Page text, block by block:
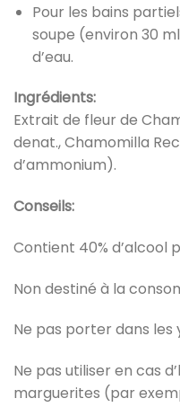
‎Pour les bains
soupe (environ 30
d’eau.‎
‎Ingrédients:‎
‎Extrait de fleur de
denat., Chamomilla
d’ammonium).‎
‎Conseils:‎
‎Contient 40% d’alcool
‎Non destiné à la
‎Ne pas porter dans les
‎Ne pas utiliser en cas
marguerites (par